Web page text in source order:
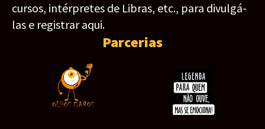
cursos, intérpretes de Libras, etc., para divulgá-
las e registrar aqui.
Parcerias